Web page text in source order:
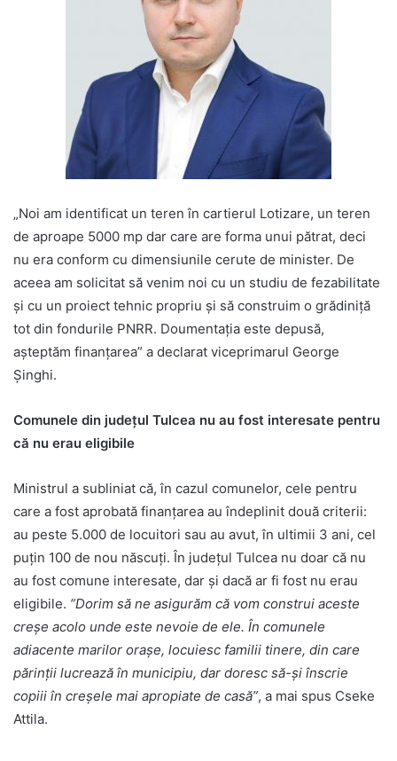
„Noi am identificat un teren în cartierul Lotizare, un teren
de aproape 5000 mp dar care are forma unui pătrat, deci
nu era conform cu dimensiunile cerute de minister. De
aceea am solicitat să venim noi cu un studiu de fezabilitate
şi cu un proiect tehnic propriu şi să construim o grădiniţă
tot din fondurile PNRR. Doumentaţia este depusă,
aşteptăm finanţarea” a declarat viceprimarul George
Şinghi.
Comunele din judeţul Tulcea nu au fost interesate pentru
că nu erau eligibile
Ministrul a subliniat că, în cazul comunelor, cele pentru
care a fost aprobată finanțarea au îndeplinit două criterii:
au peste 5.000 de locuitori sau au avut, în ultimii 3 ani, cel
puțin 100 de nou născuți. În judeţul Tulcea nu doar că nu
au fost comune interesate, dar şi dacă ar fi fost nu erau
eligibile. ”Dorim să ne asigurăm că vom construi aceste
creșe acolo unde este nevoie de ele. În comunele
adiacente marilor orașe, locuiesc familii tinere, din care
părinții lucrează în municipiu, dar doresc să-și înscrie
copiii în creșele mai apropiate de casă”, a mai spus Cseke
Attila.